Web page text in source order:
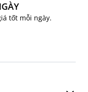
tốt mỗi ngày.